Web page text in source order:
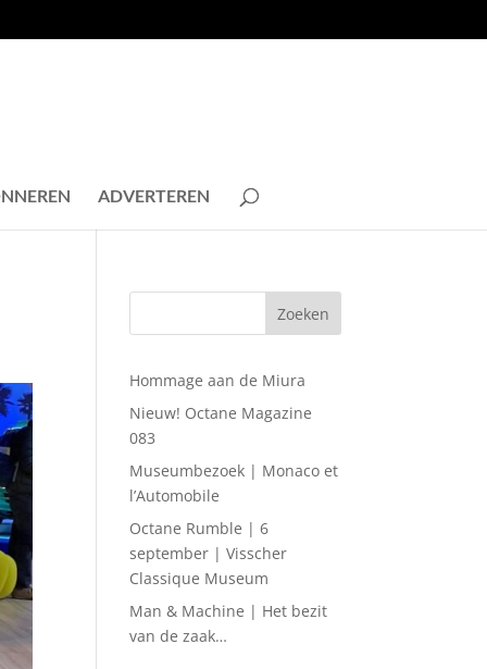
ADVERTEREN
Hommage aan de Miura
Nieuw! Octane Magazine
083
Museumbezoek | Monaco et
l’Automobile
Octane Rumble | 6
september | Visscher
Classique Museum
Man & Machine | Het bezit
van de zaak…